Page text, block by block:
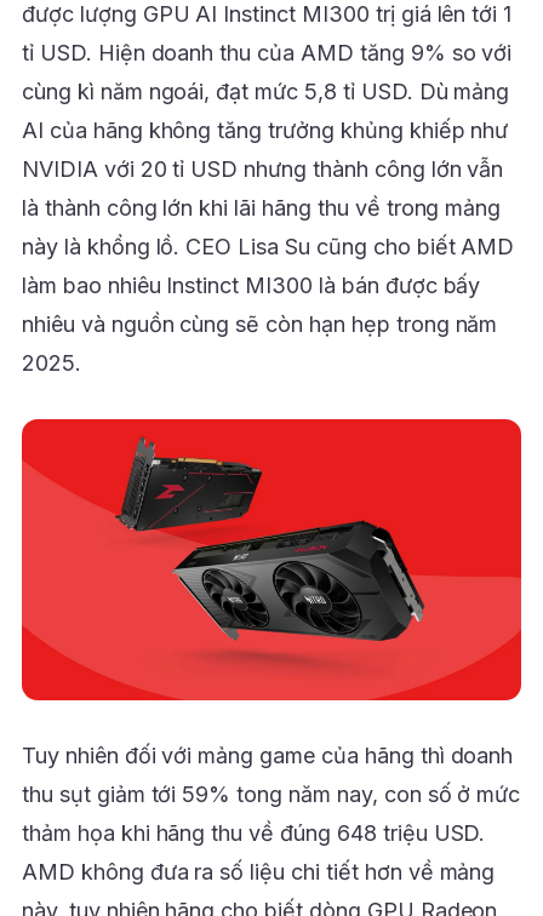
được lượng GPU AI Instinct MI300 trị giá lên tới 1
tỉ USD. Hiện doanh thu của AMD tăng 9% so với
cùng kì năm ngoái, đạt mức 5,8 tỉ USD. Dù mảng
AI của hãng không tăng trưởng khủng khiếp như
NVIDIA với 20 tỉ USD nhưng thành công lớn vẫn
là thành công lớn khi lãi hãng thu về trong mảng
này là khổng lồ. CEO Lisa Su cũng cho biết AMD
làm bao nhiêu Instinct MI300 là bán được bấy
nhiêu và nguồn cùng sẽ còn hạn hẹp trong năm
2025.
Tuy nhiên đối với mảng game của hãng thì doanh
thu sụt giảm tới 59% tong năm nay, con số ở mức
thảm họa khi hãng thu về đúng 648 triệu USD.
AMD không đưa ra số liệu chi tiết hơn về mảng
này, tuy nhiên hãng cho biết dòng GPU Radeon